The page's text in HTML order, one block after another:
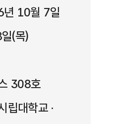
10월 7일
(목)
308호
립대학교 ·